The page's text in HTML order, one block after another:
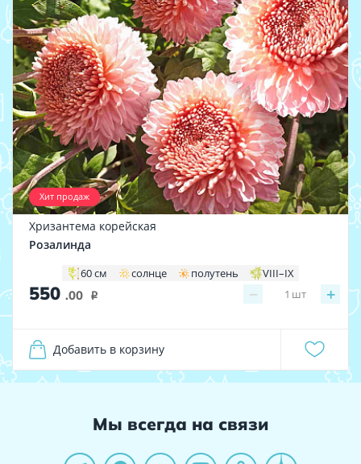
Хит продаж
Хризантема корейская
Розалинда
60 см солнце полутень VIII–IX
550 .00 i − +
1 шт
Добавить в корзину
Мы всегда на связи